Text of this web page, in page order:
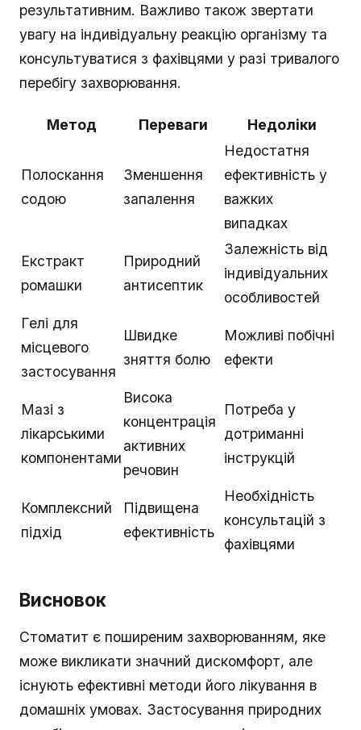
результативним. Важливо також звертати
увагу на індивідуальну реакцію організму та
консультуватися з фахівцями у разі тривалого
перебігу захворювання.
Метод Переваги Недоліки
Полоскання
содою
Зменшення
запалення
Недостатня
ефективність у
важких
випадках
Екстракт
ромашки
Природний
антисептик
Залежність від
індивідуальних
особливостей
Гелі для
місцевого
застосування
Швидке
зняття болю
Можливі побічні
ефекти
Мазі з
лікарськими
компонентами
Висока
концентрація
активних
речовин
Потреба у
дотриманні
інструкцій
Комплексний
підхід
Підвищена
ефективність
Необхідність
консультацій з
фахівцями
Висновок
Стоматит є поширеним захворюванням, яке
може викликати значний дискомфорт, але
існують ефективні методи його лікування в
домашніх умовах. Застосування природних